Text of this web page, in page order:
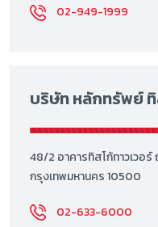
02-949-1999
บริษัท หลักทรัพย์
48/2 อาคารทิสโก้ทาวเวอร์
กรุงเทพมหานคร 10500
02-633-6000